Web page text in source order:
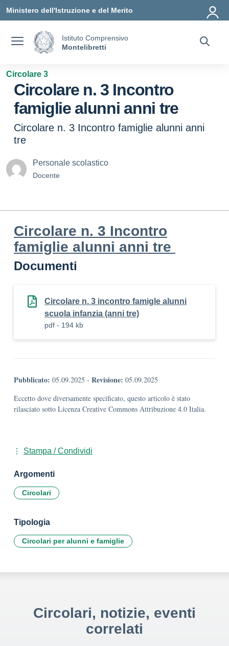
Ministero dell'Istruzione e del Merito
Istituto Comprensivo
Montelibretti
Circolare 3
Circolare n. 3 Incontro
famiglie alunni anni tre
Circolare n. 3 Incontro famiglie alunni anni
tre
Personale scolastico
Docente
Circolare n. 3 Incontro
famiglie alunni anni tre
Documenti
Circolare n. 3 incontro famigle alunni
scuola infanzia (anni tre)
pdf - 194 kb
Pubblicato: 05.09.2025 - Revisione: 05.09.2025
Eccetto dove diversamente specificato, questo articolo è stato
rilasciato sotto Licenza Creative Commons Attribuzione 4.0 Italia.
Stampa / Condividi
Argomenti
Circolari
Tipologia
Circolari per alunni e famiglie
Circolari, notizie, eventi
correlati